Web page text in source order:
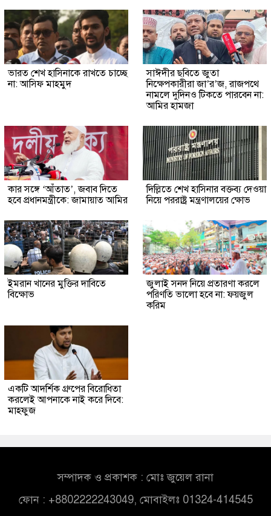
ভারত শেখ হাসিনাকে রাখতে চাচ্ছে
না: আসিফ মাহমুদ
সাঈদীর ছবিতে জুতা
নিক্ষেপকারীরা জা’র’জ, রাজপথে
নামলে দুদিনও টিকতে পারবেন না:
আমির হামজা
কার সঙ্গে ‘আঁতাত’, জবাব দিতে
হবে প্রধানমন্ত্রীকে: জামায়াত আমির
দিল্লিতে শেখ হাসিনার বক্তব্য দেওয়া
নিয়ে পররাষ্ট্র মন্ত্রণালয়ের ক্ষোভ
ইমরান খানের মুক্তির দাবিতে
বিক্ষোভ
জুলাই সনদ নিয়ে প্রতারণা করলে
পরিণতি ভালো হবে না: ফয়জুল
করিম
একটি আদর্শিক গ্রুপের বিরোধিতা
করলেই আপনাকে নাই করে দিবে:
মাহফুজ
সম্পাদক ও প্রকাশক : মোঃ জুয়েল রানা
ফোন : +8802222243049, মোবাইলঃ 01324-414545